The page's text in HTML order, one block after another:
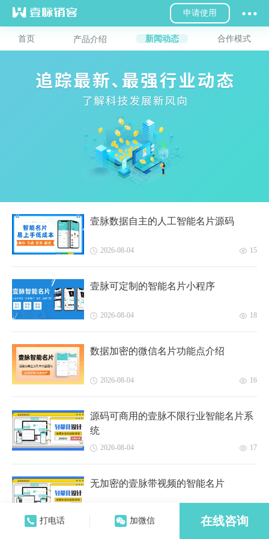
申请使用
首页 产品介绍 新闻动态 合作模式
壹脉数据自主的人工智能名片源码
2026-08-04 15
壹脉可定制的智能名片小程序
2026-08-04 18
数据加密的微信名片功能点介绍
2026-08-04 16
源码可商用的壹脉不限行业智能名片系
统
2026-08-04 17
无加密的壹脉带视频的智能名片
打电话 加微信 在线咨询